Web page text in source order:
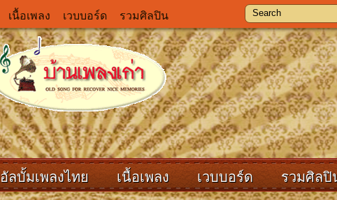
เนื้อเพลง เวบบอร์ด รวมศิลปิน
อัลบั้มเพลงไทย เนื้อเพลง เวบบอร์ด รวมศิลปิ